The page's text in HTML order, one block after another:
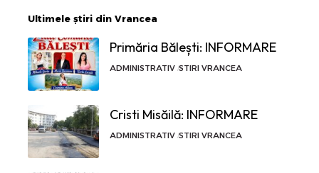
Ultimele știri din Vrancea
Primăria Bălești: INFORMARE
ADMINISTRATIV STIRI VRANCEA
Cristi Misăilă: INFORMARE
ADMINISTRATIV STIRI VRANCEA